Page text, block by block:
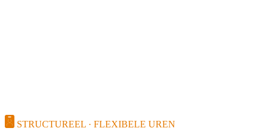
STRUCTUREEL · FLEXIBELE UREN